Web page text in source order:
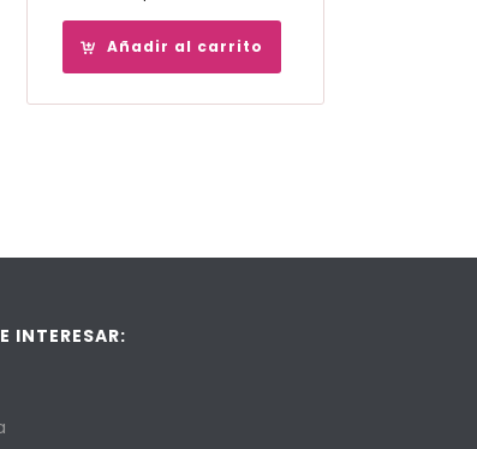
Añadir al carrito
INTERESAR: